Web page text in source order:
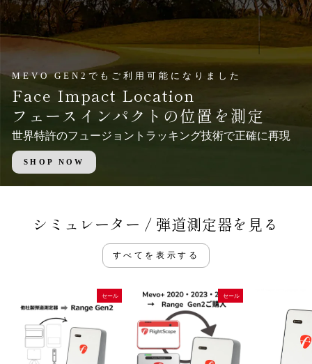
MEVO GEN2でもご利用可能になりました
Face Impact Location
フェースインパクトの位置を測定
世界特許のフュージョントラッキング技術で正確に再現
SHOP NOW
シミュレーター / 弾道測定器を見る
すべてを表示する
セール セール